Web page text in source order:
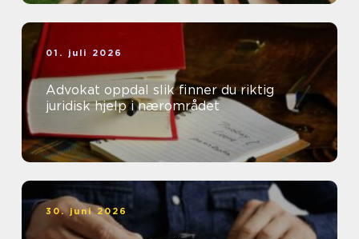
01. juli 2026
Advokat oppdal slik finner du riktig
juridisk hjelp i nærområdet
30. juni 2026